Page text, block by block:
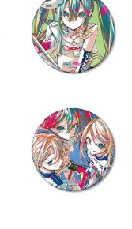
稱本公司）所提供，讓
由商店將買賣／分期付款
繳交帳款。
的，商店將以您的個人
userRule